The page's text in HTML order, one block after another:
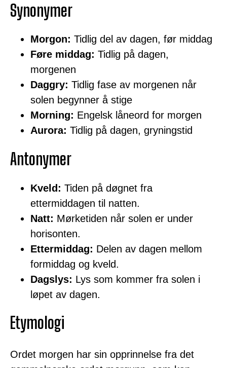
Synonymer
Morgon: Tidlig del av dagen, før middag
Føre middag: Tidlig på dagen,
morgenen
Daggry: Tidlig fase av morgenen når
solen begynner å stige
Morning: Engelsk låneord for morgen
Aurora: Tidlig på dagen, gryningstid
Antonymer
Kveld: Tiden på døgnet fra
ettermiddagen til natten.
Natt: Mørketiden når solen er under
horisonten.
Ettermiddag: Delen av dagen mellom
formiddag og kveld.
Dagslys: Lys som kommer fra solen i
løpet av dagen.
Etymologi
Ordet morgen har sin opprinnelse fra det